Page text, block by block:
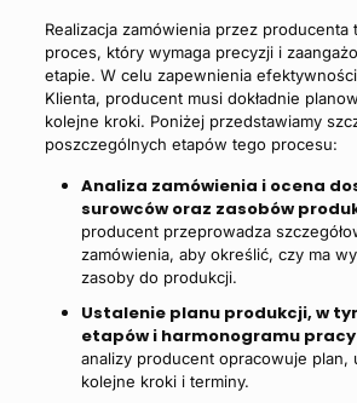
Realizacja zamówienia przez producenta
proces, który wymaga precyzji i
etapie. W celu zapewnienia
Klienta, producent musi dokładnie
kolejne kroki. Poniżej przedstawiamy
poszczególnych etapów tego procesu:
Analiza zamówienia i ocena
surowców oraz zasobów
producent przeprowadza
zamówienia, aby określić, czy ma
zasoby do produkcji.
Ustalenie planu produkcji, w
etapów i harmonogramu pracy
analizy producent opracowuje plan,
kolejne kroki i terminy.